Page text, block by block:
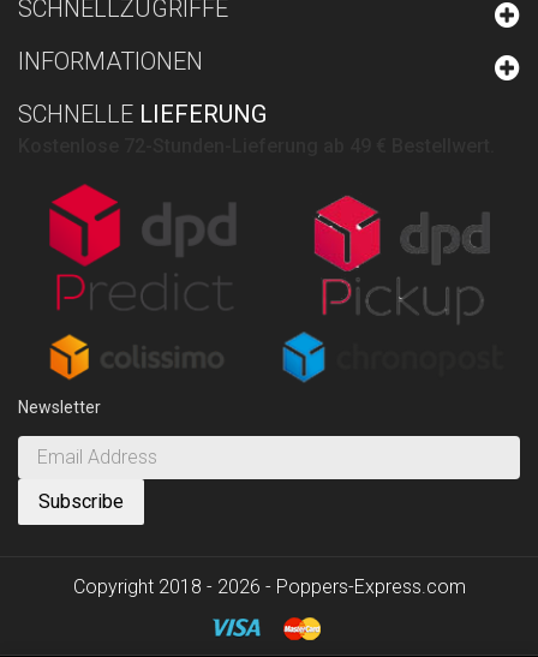
SCHNELLZUGRIFFE
INFORMATIONEN
SCHNELLE LIEFERUNG
Newsletter
Copyright 2018 - 2026 - Poppers-Express.com